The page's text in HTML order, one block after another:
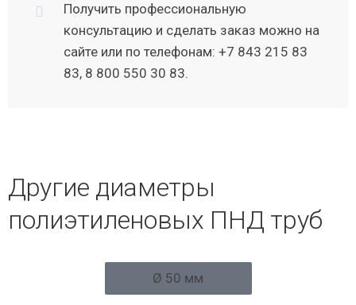
Получить профессиональную
консультацию и сделать заказ можно на
сайте или по телефонам: +7 843 215 83
83, 8 800 550 30 83.
Другие диаметры
полиэтиленовых ПНД труб
Ø 50 мм